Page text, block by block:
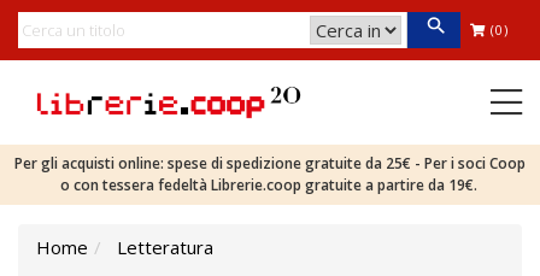
(0)
Per gli acquisti online: spese di spedizione gratuite da 25€ - Per i soci Coop
o con tessera fedeltà Librerie.coop gratuite a partire da 19€.
Home
Letteratura